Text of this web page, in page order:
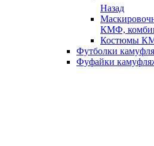
Назад
КМФ,
Костюмы
Футболки
Фуфайки